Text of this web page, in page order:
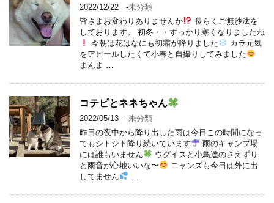
2022/12/22 -未分類
皆さまお変わりありませんか
長らくご無沙汰を
しております。 初冬・・すっかり寒くなりましたね
今朝は花はなにも初霜が降りました
カラ元気
をアピールしたくて小春と自撮りしてみました
まんま …
コテピとネネちゃん
2022/05/13 -未分類
昨日の夜中から降り出した雨は今日この時間になっ
てもシトシト降り続いています
雨のキャンプ場
には誰もいません
ウグイスと小鳥達のさえずり
と雨音が心地いいな〜
ニャンズも今日は外に出
してません
…